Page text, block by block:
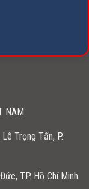
NAM
Trọng Tấn, P.
TP. Hồ Chí Minh